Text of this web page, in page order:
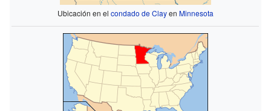
Ubicación en el condado de Clayen Minnesota